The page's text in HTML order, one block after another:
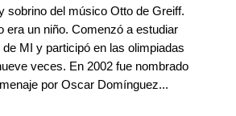
sobrino del músico Otto de Greiff.
era un niño. Comenzó a estudiar
MI y participó en las olimpiadas
veces. En 2002 fue nombrado
por Oscar Domínguez...